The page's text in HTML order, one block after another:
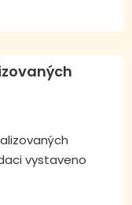
vystaveno